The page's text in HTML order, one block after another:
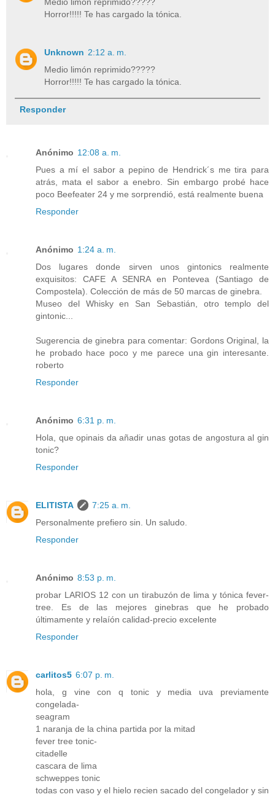
Horror!!!!! Te has cargado la tónica.
Unknown 2:12 a. m.
Medio limón reprimido?????
Horror!!!!! Te has cargado la tónica.
Responder
Anónimo 12:08 a. m.
Pues a mí el sabor a pepino de Hendrick´s me tira para
atrás, mata el sabor a enebro. Sin embargo probé hace
poco Beefeater 24 y me sorprendió, está realmente buena
Responder
Anónimo 1:24 a. m.
Dos lugares donde sirven unos gintonics realmente
exquisitos: CAFE A SENRA en Pontevea (Santiago de
Compostela). Colección de más de 50 marcas de ginebra.
Museo del Whisky en San Sebastián, otro templo del
gintonic...
Sugerencia de ginebra para comentar: Gordons Original, la
he probado hace poco y me parece una gin interesante.
roberto
Responder
Anónimo 6:31 p. m.
Hola, que opinais da añadir unas gotas de angostura al gin
tonic?
Responder
ELITISTA
7:25 a. m.
Personalmente prefiero sin. Un saludo.
Responder
Anónimo 8:53 p. m.
probar LARIOS 12 con un tirabuzón de lima y tónica fever-
tree. Es de las mejores ginebras que he probado
últimamente y relaíón calidad-precio excelente
Responder
carlitos5 6:07 p. m.
hola, g vine con q tonic y media uva previamente
congelada-
seagram
1 naranja de la china partida por la mitad
fever tree tonic-
citadelle
cascara de lima
schweppes tonic
todas con vaso y el hielo recien sacado del congelador y sin